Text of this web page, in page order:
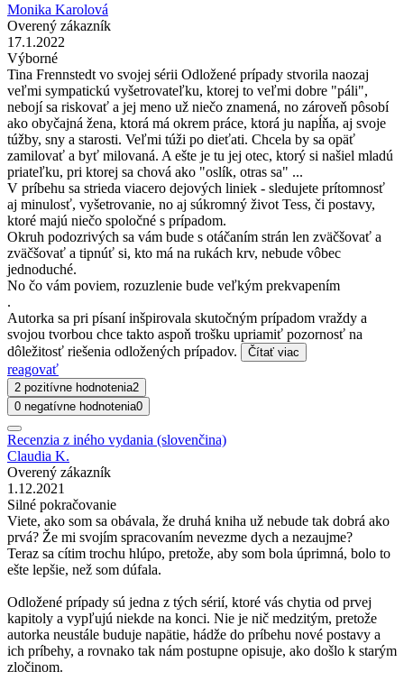
Monika Karolová
Overený zákazník
17.1.2022
Výborné
Tina Frennstedt vo svojej sérii Odložené prípady stvorila naozaj
veľmi sympatickú vyšetrovateľku, ktorej to veľmi dobre "páli",
nebojí sa riskovať a jej meno už niečo znamená, no zároveň pôsobí
ako obyčajná žena, ktorá má okrem práce, ktorá ju napĺňa, aj svoje
túžby, sny a starosti. Veľmi túži po dieťati. Chcela by sa opäť
zamilovať a byť milovaná. A ešte je tu jej otec, ktorý si našiel mladú
priateľku, pri ktorej sa chová ako "oslík, otras sa" ...
V príbehu sa strieda viacero dejových liniek - sledujete prítomnosť
aj minulosť, vyšetrovanie, no aj súkromný život Tess, či postavy,
ktoré majú niečo spoločné s prípadom.
Okruh podozrivých sa vám bude s otáčaním strán len zväčšovať a
zväčšovať a tipnúť si, kto má na rukách krv, nebude vôbec
jednoduché.
No čo vám poviem, rozuzlenie bude veľkým prekvapením
.
Autorka sa pri písaní inšpirovala skutočným prípadom vraždy a
svojou tvorbou chce takto aspoň trošku upriamiť pozornosť na
dôležitosť riešenia odložených prípadov.
Čítať viac
reagovať
2 pozitívne hodnotenia2
0 negatívne hodnotenia0
Recenzia z iného vydania (slovenčina)
Claudia K.
Overený zákazník
1.12.2021
Silné pokračovanie
Viete, ako som sa obávala, že druhá kniha už nebude tak dobrá ako
prvá? Že mi svojím spracovaním nevezme dych a nezaujme?
Teraz sa cítim trochu hlúpo, pretože, aby som bola úprimná, bolo to
ešte lepšie, než som dúfala.
Odložené prípady sú jedna z tých sérií, ktoré vás chytia od prvej
kapitoly a vypľujú niekde na konci. Nie je nič medzitým, pretože
autorka neustále buduje napätie, hádže do príbehu nové postavy a
ich príbehy, a rovnako tak nám postupne opisuje, ako došlo k starým
zločinom.